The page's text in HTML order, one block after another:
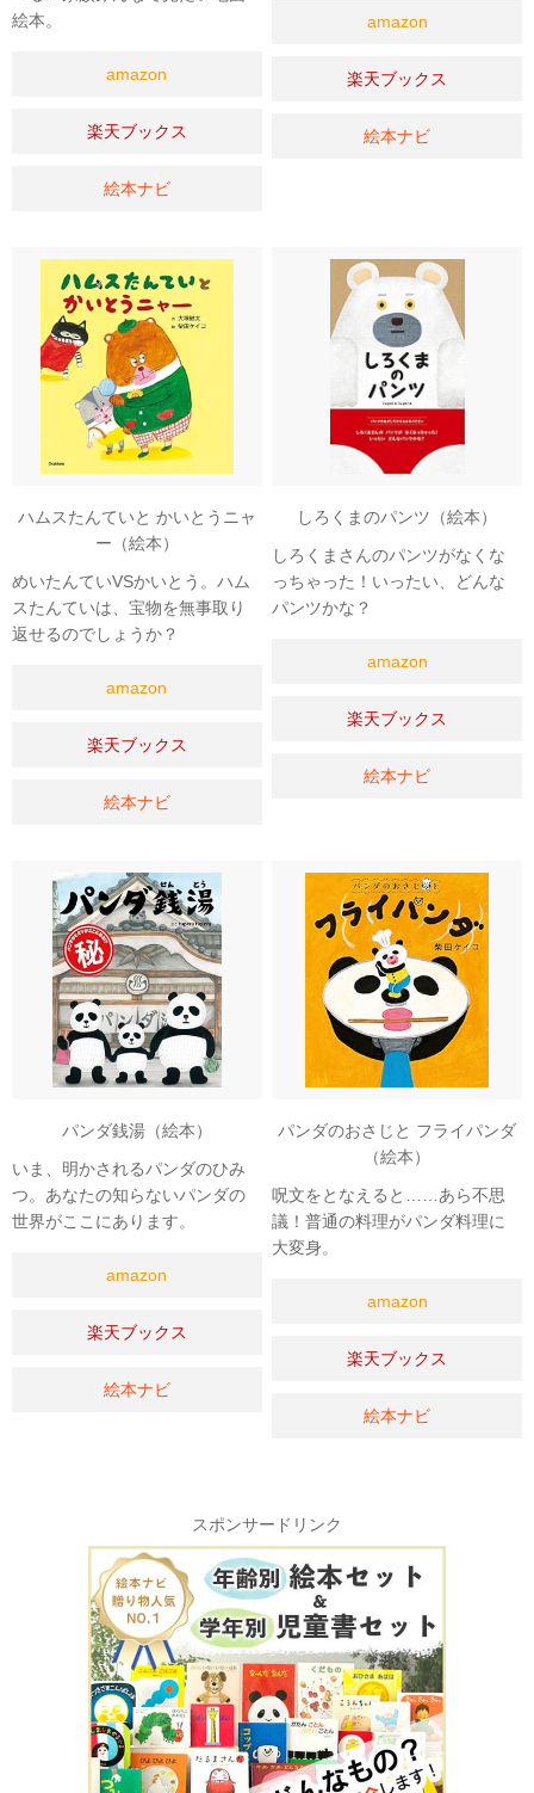
絵本。
amazon
楽天ブックス
絵本ナビ
amazon
楽天ブックス
絵本ナビ
ハムスたんていと かいとうニャ
ー（絵本）
めいたんていVSかいとう。ハム
スたんていは、宝物を無事取り
返せるのでしょうか？
amazon
楽天ブックス
絵本ナビ
しろくまのパンツ（絵本）
しろくまさんのパンツがなくな
っちゃった！いったい、どんな
パンツかな？
amazon
楽天ブックス
絵本ナビ
パンダ銭湯（絵本）
いま、明かされるパンダのひみ
つ。あなたの知らないパンダの
世界がここにあります。
amazon
楽天ブックス
絵本ナビ
パンダのおさじと フライパンダ
（絵本）
呪文をとなえると……あら不思
議！普通の料理がパンダ料理に
大変身。
amazon
楽天ブックス
絵本ナビ
スポンサードリンク